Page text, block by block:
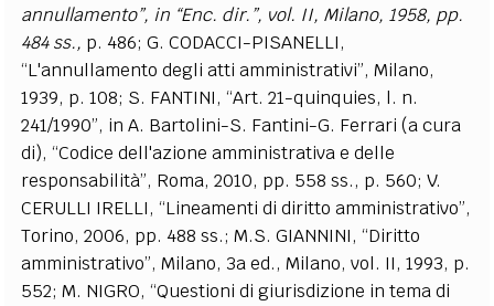
annullamento”, in “Enc. dir.”, vol. II, Milano, 1958, pp.
484ss., p. 486; G. CODACCI-PISANELLI,
“L'annullamento degli atti amministrativi”, Milano,
1939, p. 108; S. FANTINI, “Art. 21-quinquies, l. n.
241/1990”, in A. Bartolini-S. Fantini-G. Ferrari (a cura
di), “Codice dell'azione amministrativa e delle
responsabilità”, Roma, 2010, pp. 558 ss., p. 560; V.
CERULLI IRELLI, “Lineamenti di diritto amministrativo”,
Torino, 2006, pp. 488 ss.; M.S. GIANNINI, “Diritto
amministrativo”, Milano, 3a ed., Milano, vol. II, 1993, p.
552; M. NIGRO, “Questioni di giurisdizione in tema di